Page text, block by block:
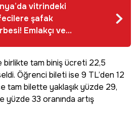
vitrindeki
şafak
Emlakçı ve
görünümü
33
değerinde
ve nakit ele
birlikte tam biniş ücreti 22,5
Öğrenci bileti ise 9 TL’den 12
tam bilette yaklaşık yüzde 29,
33 oranında artış